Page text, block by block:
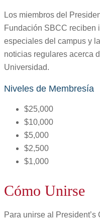
Los miembros del
Fundación SBCC reciben
especiales del campus y
noticias regulares acerca
Universidad.
Niveles de Membresía
$25,000
$10,000
$5,000
$2,500
$1,000
Cómo Unirse
Para unirse al